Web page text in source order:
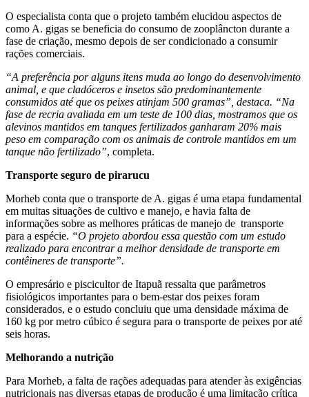
O especialista conta que o projeto também elucidou aspectos de
como A. gigas se beneficia do consumo de zooplâncton durante a
fase de criação, mesmo depois de ser condicionado a consumir
rações comerciais.
“A preferência por alguns itens muda ao longo do desenvolvimento
animal, e que cladóceros e insetos são predominantemente
consumidos até que os peixes atinjam 500 gramas”, destaca. “Na
fase de recria avaliada em um teste de 100 dias, mostramos que os
alevinos mantidos em tanques fertilizados ganharam 20% mais
peso em comparação com os animais de controle mantidos em um
tanque não fertilizado”, completa.
Transporte seguro de pirarucu
Morheb conta que o transporte de A. gigas é uma etapa fundamental
em muitas situações de cultivo e manejo, e havia falta de
informações sobre as melhores práticas de manejo de transporte
para a espécie. “O projeto abordou essa questão com um estudo
realizado para encontrar a melhor densidade de transporte em
contêineres de transporte”.
O empresário e piscicultor de Itapuã ressalta que parâmetros
fisiológicos importantes para o bem-estar dos peixes foram
considerados, e o estudo concluiu que uma densidade máxima de
160 kg por metro cúbico é segura para o transporte de peixes por até
seis horas.
Melhorando a nutrição
Para Morheb, a falta de rações adequadas para atender às exigências
nutricionais nas diversas etapas de produção é uma limitação crítica